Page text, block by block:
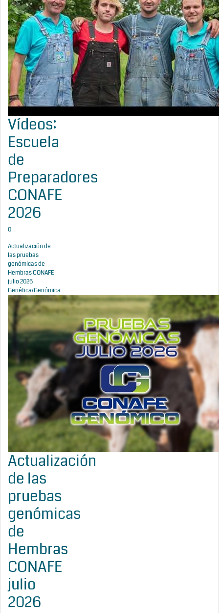
Vídeos:
Escuela
de
Preparadores
CONAFE
2026
0
Actualización de
las pruebas
genómicas de
Hembras CONAFE
julio 2026
Genética/Genómica
Actualización
de las
pruebas
genómicas
de
Hembras
CONAFE
julio
2026